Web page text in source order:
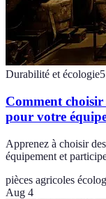
Durabilité et écologie5
Comment choisir
pour votre
Apprenez à choisir
équipement et
pièces agricoles
Aug 4